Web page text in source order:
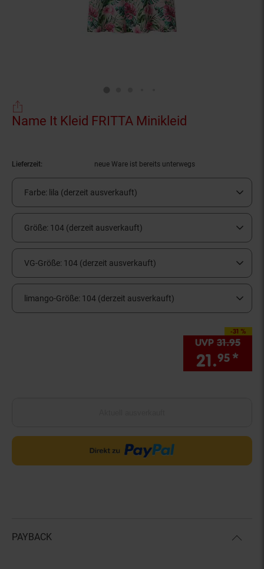
Name It Kleid FRITTA Minikleid
Lieferzeit: neue Ware ist bereits unterwegs
Farbe: lila (derzeit ausverkauft)
Größe: 104 (derzeit ausverkauft)
VG-Größe: 104 (derzeit ausverkauft)
limango-Größe: 104 (derzeit ausverkauft)
-31 %
Sie Sparen 31
UVP 31.95UVP
21.95 *
PAYBACK